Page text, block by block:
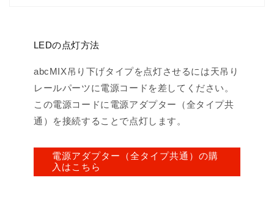
LEDの点灯方法
abcMIX吊り下げタイプを点灯させるには天吊り
レールパーツに電源コードを差してください。
この電源コードに電源アダプター（全タイプ共
通）を接続することで点灯します。
電源アダプター（全タイプ共通）の購
入はこちら